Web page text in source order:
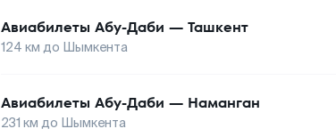
Авиабилеты Абу-Даби — Ташкент
124 км до Шымкента
Авиабилеты Абу-Даби — Наманган
231 км до Шымкента